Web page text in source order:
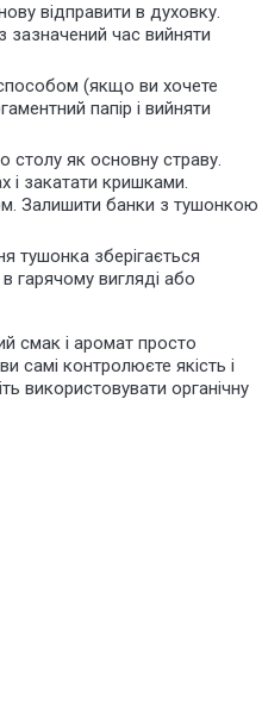
відправити в духовку.
зазначений час вийняти
(якщо ви хочете
папір і вийняти
столу як основну страву.
і закатати кришками.
Залишити банки з тушонкою
тушонка зберігається
гарячому вигляді або
смак і аромат просто
самі контролюєте якість і
використовувати органічну